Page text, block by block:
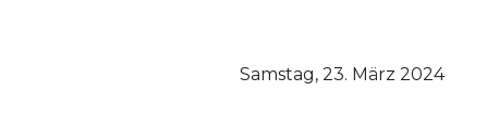
Samstag, 23. März 2024